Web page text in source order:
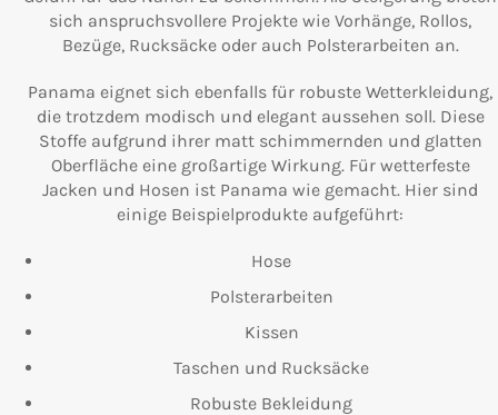
sich anspruchsvollere Projekte wie Vorhänge, Rollos,
Bezüge, Rucksäcke oder auch Polsterarbeiten an.
Panama eignet sich ebenfalls für robuste Wetterkleidung,
die trotzdem modisch und elegant aussehen soll. Diese
Stoffe aufgrund ihrer matt schimmernden und glatten
Oberfläche eine großartige Wirkung. Für wetterfeste
Jacken und Hosen ist Panama wie gemacht. Hier sind
einige Beispielprodukte aufgeführt:
Hose
Polsterarbeiten
Kissen
Taschen und Rucksäcke
Robuste Bekleidung